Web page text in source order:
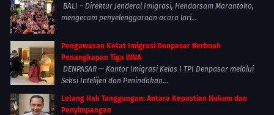
BALI – Direktur Jenderal Imigrasi, Hendarsam Marantoko,
mengecam penyelenggaraan acara lari...
Pengawasan Ketat Imigrasi Denpasar Berbuah
Penangkapan Tiga WNA
DENPASAR — Kantor Imigrasi Kelas I TPI Denpasar melalui
Seksi Intelijen dan Penindakan...
Lelang Hak Tanggungan: Antara Kepastian Hukum dan
Penyimpangan